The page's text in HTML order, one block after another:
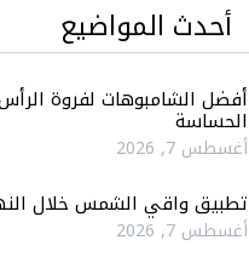
أحدث المواضيع
أفضل الشامبوهات لفروة
الحساسة
أغسطس 7, 2026
تطبيق واقي الشمس خلال
أغسطس 7, 2026